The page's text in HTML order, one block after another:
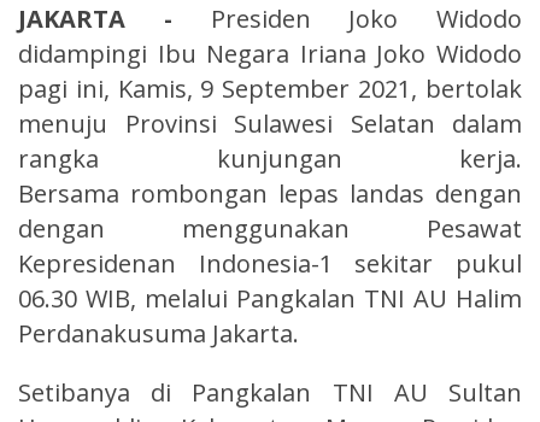
JAKARTA - Presiden Joko Widodo
didampingi Ibu Negara Iriana Joko Widodo
pagi ini, Kamis, 9 September 2021, bertolak
menuju Provinsi Sulawesi Selatan dalam
rangka kunjungan kerja.
Bersama rombongan lepas landas dengan
dengan menggunakan Pesawat
Kepresidenan Indonesia-1 sekitar pukul
06.30 WIB, melalui Pangkalan TNI AU Halim
Perdanakusuma Jakarta.
Setibanya di Pangkalan TNI AU Sultan